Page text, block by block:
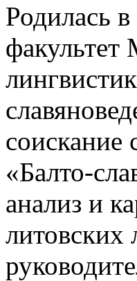
Родилась
факультет
соискание
«Балто-
анализ и
литовских